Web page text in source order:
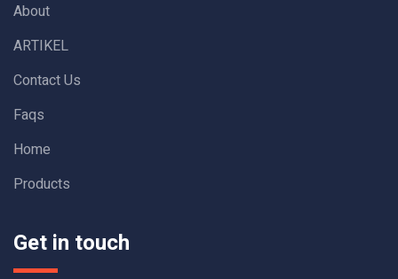
About
ARTIKEL
Contact Us
Faqs
Home
Products
Get in touch